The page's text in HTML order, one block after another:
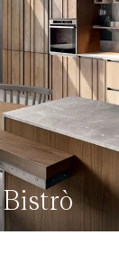
Bistrò